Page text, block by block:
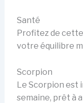
Santé
Profitez de
votre équilibre
Scorpion
Le Scorpion est
semaine, prêt à